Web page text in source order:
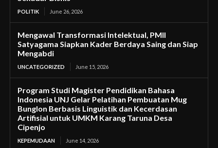
POLITIK June 26, 2026
Mengawal Transformasi Intelektual, PMII
Satyagama Siapkan Kader Berdaya Saing dan Siap
Mengabdi
UNCATEGORIZED June 15, 2026
Program Studi Magister Pendidikan Bahasa
Indonesia UNJ Gelar Pelatihan Pembuatan Mug
Bunglon Berbasis Linguistik dan Kecerdasan
Artifisial untuk UMKM Karang Taruna Desa
Cipenjo
KEPEMUDAAN June 14, 2026